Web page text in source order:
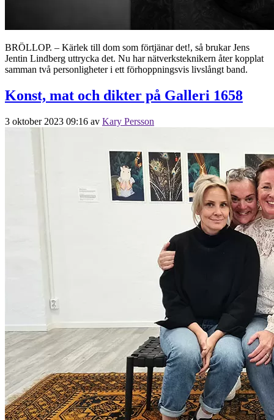
BRÖLLOP. – Kärlek till dom som förtjänar det!, så brukar Jens
Jentin Lindberg uttrycka det. Nu har nätverksteknikern åter kopplat
samman två personligheter i ett förhoppningsvis livslångt band.
Konst, mat och dikter på Galleri 1658
3 oktober 2023 09:16 av Kary Persson